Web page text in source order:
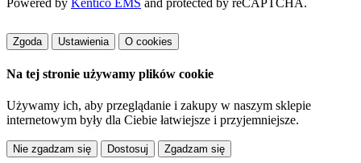
Zgoda Ustawienia O cookies
Na tej stronie używamy plików cookie
Używamy ich, aby przeglądanie i zakupy w naszym sklepie
internetowym były dla Ciebie łatwiejsze i przyjemniejsze.
Dostosuj